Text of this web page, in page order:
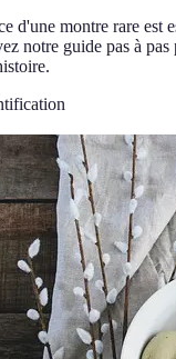
d'une montre rare est
notre guide pas à